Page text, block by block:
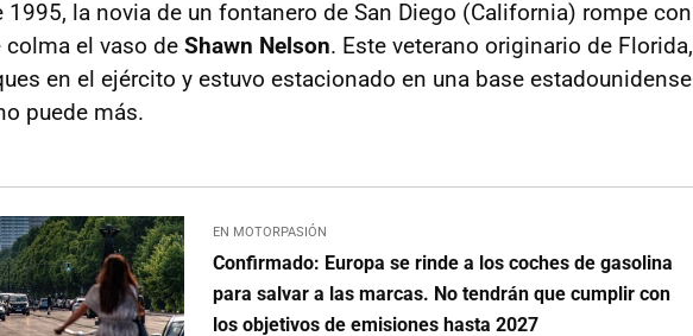
1995, la novia de un fontanero de San Diego (California) rompe con
colma el vaso de Shawn Nelson. Este veterano originario de Florida,
en el ejército y estuvo estacionado en una base estadounidense
puede más.
EN MOTORPASIÓN
Confirmado: Europa se rinde a los coches de gasolina
para salvar a las marcas. No tendrán que cumplir con
los objetivos de emisiones hasta 2027